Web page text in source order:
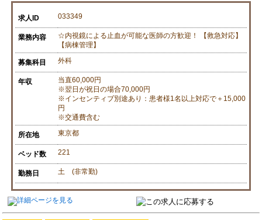
求人ID 033349
業務内容
☆内視鏡による止血が可能な医師の方歓迎！ 【救急対応】
【病棟管理】
募集科目 外科
年収
当直60,000円
※翌日が祝日の場合70,000円
※インセンティブ別途あり：患者様1名以上対応で＋15,000
円
※交通費含む
所在地 東京都
ベッド数 221
勤務日 土 (非常勤)